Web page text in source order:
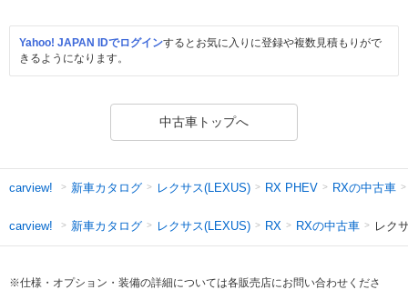
Yahoo! JAPAN IDでログインするとお気に入りに登録や複数見積もりがで
きるようになります。
中古車トップへ
carview! 新車カタログ レクサス(LEXUS) RX PHEV RXの中古車
carview! 新車カタログ レクサス(LEXUS) RX RXの中古車 レク
※仕様・オプション・装備の詳細については各販売店にお問い合わせくださ